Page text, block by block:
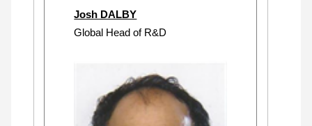
Josh DALBY
Global Head of R&D